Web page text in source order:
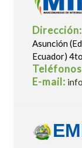
Dirección:
Asunción
Ecuador)
E-mail: